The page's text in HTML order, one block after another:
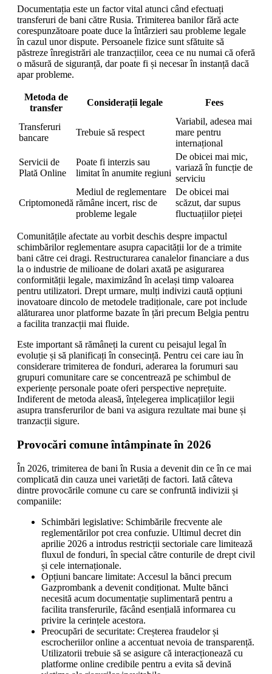
Documentația este un factor vital atunci când efectuați
transferuri de bani către Rusia. Trimiterea banilor fără acte
corespunzătoare poate duce la întârzieri sau probleme legale
în cazul unor dispute. Persoanele fizice sunt sfătuite să
păstreze înregistrări ale tranzacțiilor, ceea ce nu numai că oferă
o măsură de siguranță, dar poate fi și necesar în instanță dacă
apar probleme.
Metoda de
transfer
Considerații legale Fees
Transferuri
bancare
Trebuie să respect
Variabil, adesea mai
mare pentru
internațional
Servicii de
Plată Online
Poate fi interzis sau
limitat în anumite regiuni
De obicei mai mic,
variază în funcție de
serviciu
Criptomonedă
Mediul de reglementare
rămâne incert, risc de
probleme legale
De obicei mai
scăzut, dar supus
fluctuațiilor pieței
Comunitățile afectate au vorbit deschis despre impactul
schimbărilor reglementare asupra capacității lor de a trimite
bani către cei dragi. Restructurarea canalelor financiare a dus
la o industrie de milioane de dolari axată pe asigurarea
conformității legale, maximizând în același timp valoarea
pentru utilizatori. Drept urmare, mulți indivizi caută opțiuni
inovatoare dincolo de metodele tradiționale, care pot include
alăturarea unor platforme bazate în țări precum Belgia pentru
a facilita tranzacții mai fluide.
Este important să rămâneți la curent cu peisajul legal în
evoluție și să planificați în consecință. Pentru cei care iau în
considerare trimiterea de fonduri, aderarea la forumuri sau
grupuri comunitare care se concentrează pe schimbul de
experiențe personale poate oferi perspective neprețuite.
Indiferent de metoda aleasă, înțelegerea implicațiilor legii
asupra transferurilor de bani va asigura rezultate mai bune și
tranzacții sigure.
Provocări comune întâmpinate în 2026
În 2026, trimiterea de bani în Rusia a devenit din ce în ce mai
complicată din cauza unei varietăți de factori. Iată câteva
dintre provocările comune cu care se confruntă indivizii și
companiile:
Schimbări legislative: Schimbările frecvente ale
reglementărilor pot crea confuzie. Ultimul decret din
aprilie 2026 a introdus restricții sectoriale care limitează
fluxul de fonduri, în special către conturile de drept civil
și cele internaționale.
Opțiuni bancare limitate: Accesul la bănci precum
Gazprombank a devenit condiționat. Multe bănci
necesită acum documentație suplimentară pentru a
facilita transferurile, făcând esențială informarea cu
privire la cerințele acestora.
Preocupări de securitate: Creșterea fraudelor și
escrocheriilor online a accentuat nevoia de transparență.
Utilizatorii trebuie să se asigure că interacționează cu
platforme online credibile pentru a evita să devină